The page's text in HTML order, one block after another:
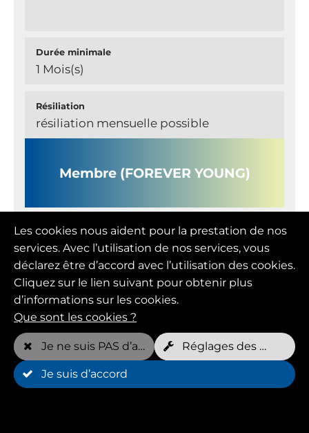
Durée minimale
1 Mois(s)
Résiliation
résiliation mensuelle possible
Membre (FOREVER YOUNG)
Prix mensuel
109,00 EUR
Rendez-vous gratuits par semaine*
2 par chien
Durée minimale
Les cookies nous aident pour la prestation de nos
services. Avec l’utilisation de nos services, vous
déclarez être d’accord avec l’utilisation des cookies.
Cliquez sur le lien suivant pour obtenir plus
d’informations sur les cookies.
Que sont les cookies ?
Je ne suis PAS d’accord Réglages des cookies
Je suis d’accord